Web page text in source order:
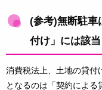
(参考)無断駐車
付け」には該
消費税法上、土地の貸付
となるのは「契約による